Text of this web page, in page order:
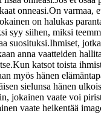
onneasi.On varmaa,
on halukas
syy siihen, miksi
suosituksi.Ihmiset,
anna vaatteiden
katsot toista
myös hänen
sielunsa hänen
jokainen vaate voi
vaate heikentää